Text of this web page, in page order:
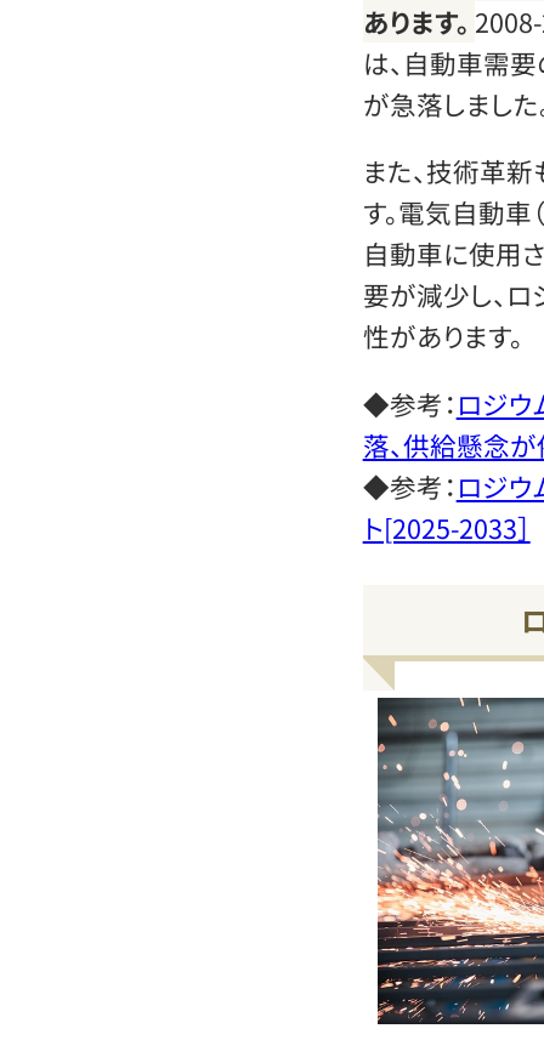
あります。
は、自動車需
が急落しました
また、技術革
す。電気自動車
自動車に使用
要が減少し、
性があります。
◆参考：ロジウ
落、供給懸念
◆参考：ロジウ
ト[2025-2033］